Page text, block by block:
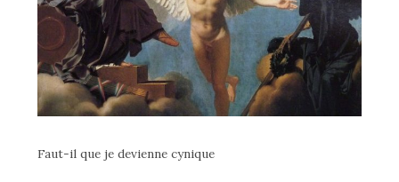
Faut-il que je devienne cynique